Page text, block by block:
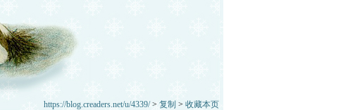
https://blog.creaders.net/u/4339/> 复制 > 收藏本页